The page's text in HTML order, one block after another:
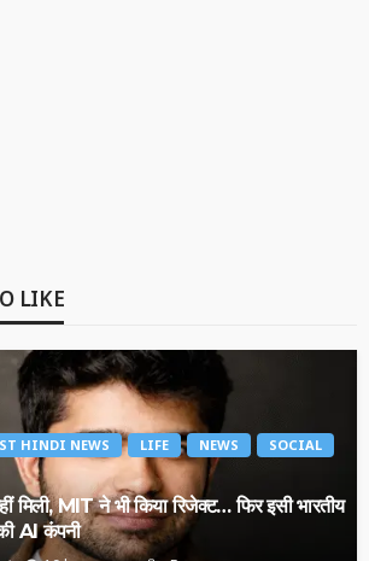
LIKE
HINDI NEWS LIFE NEWS
SOCIAL
मिली, MIT ने भी किया रिजेक्ट… फिर इसी भारतीय
AI कंपनी